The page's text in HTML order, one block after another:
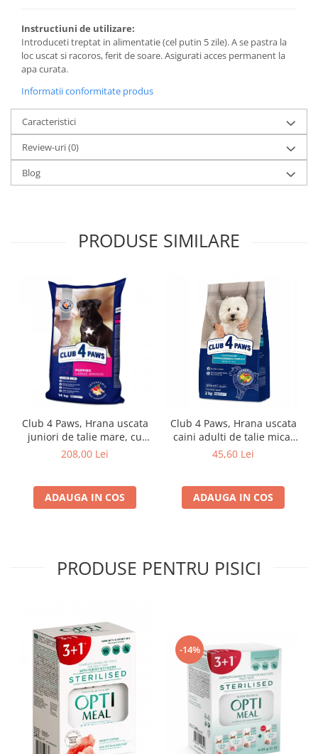
Instructiuni de utilizare:
Introduceti treptat in alimentatie (cel putin 5 zile). A se pastra la
loc uscat si racoros, ferit de soare. Asigurati acces permanent la
apa curata.
Informatii conformitate produs
Caracteristici
Review-uri(0)
Blog
PRODUSE SIMILARE
Club 4 Paws, Hrana uscata
juniori de talie mare, cu
pui, 14kg
208,00 Lei
ADAUGA IN COS
Club 4 Paws, Hrana uscata
caini adulti de talie mica,
miel si orez, 2kg
45,60 Lei
ADAUGA IN COS
PRODUSE PENTRU PISICI
-14%